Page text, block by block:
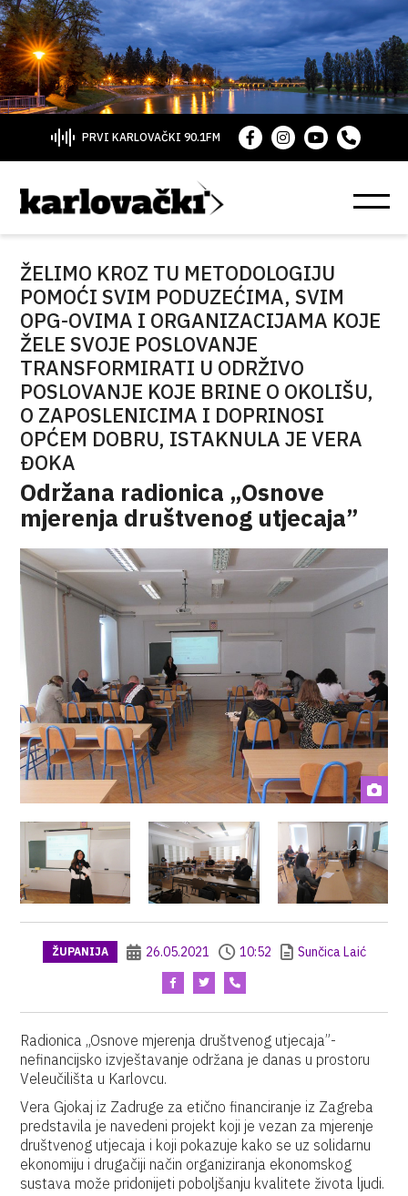
PRVI KARLOVAČKI 90.1FM
ŽELIMO KROZ TU METODOLOGIJU
POMOĆI SVIM PODUZEĆIMA, SVIM
OPG-OVIMA I ORGANIZACIJAMA KOJE
ŽELE SVOJE POSLOVANJE
TRANSFORMIRATI U ODRŽIVO
POSLOVANJE KOJE BRINE O OKOLIŠU,
O ZAPOSLENICIMA I DOPRINOSI
OPĆEM DOBRU, ISTAKNULA JE VERA
ĐOKA
Održana radionica „Osnove
mjerenja društvenog utjecaja”
ŽUPANIJA 26.05.2021 10:52 Sunčica Laić
Radionica „Osnove mjerenja društvenog utjecaja”-
nefinancijsko izvještavanje održana je danas u prostoru
Veleučilišta u Karlovcu.
Vera Gjokaj iz Zadruge za etično financiranje iz Zagreba
predstavila je navedeni projekt koji je vezan za mjerenje
društvenog utjecaja i koji pokazuje kako se uz solidarnu
ekonomiju i drugačiji način organiziranja ekonomskog
sustava može pridonijeti poboljšanju kvalitete života ljudi.